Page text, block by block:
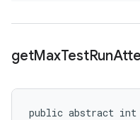
getMaxTestRun
public abstract int